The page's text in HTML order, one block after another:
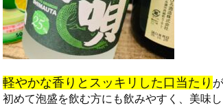
軽やかな香りとスッキリした口当たり
初めて泡盛を飲む方にも飲みやすく、美味